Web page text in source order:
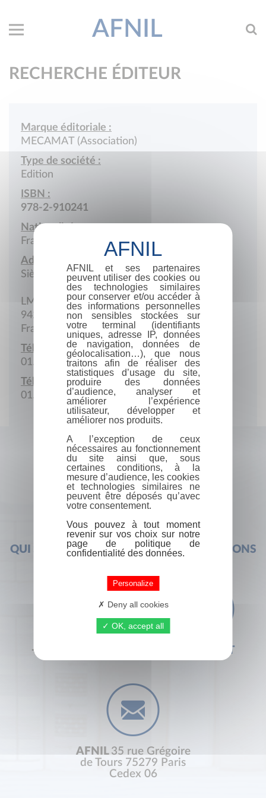
AFNIL
RECHERCHE ÉDITEUR
Marque éditoriale :
MECAMAT (Association)
Type de société :
Edition
ISBN :
978-2-910241
Nationalité :
France
Adresse :
Siège social
LMT, 61, av. du Président-Wilson
94235 Cachan cedex
France
Téléphone :
01.47.40.22.54
Télécopie :
01.47.40.22.40
QUI SOMMES-NOUS ? FOIRE AUX QUESTIONS
+33 (0) 1 44 41 29 19 CONTACT
AFNIL 35 rue Grégoire
de Tours 75279 Paris
Cedex 06
AFNIL et ses partenaires
peuvent utiliser des cookies ou
des technologies similaires
pour conserver et/ou accéder à
des informations personnelles
non sensibles stockées sur
votre terminal (identifiants
uniques, adresse IP, données
de navigation, données de
géolocalisation…), que nous
traitons afin de réaliser des
statistiques d’usage du site,
produire des données
d’audience, analyser et
améliorer l’expérience
utilisateur, développer et
améliorer nos produits.
A l’exception de ceux
nécessaires au fonctionnement
du site ainsi que, sous
certaines conditions, à la
mesure d’audience, les cookies
et technologies similaires ne
peuvent être déposés qu’avec
votre consentement.
Vous pouvez à tout moment
revenir sur vos choix sur notre
page de politique de
confidentialité des données.
Personalize
Deny all cookies
OK, accept all